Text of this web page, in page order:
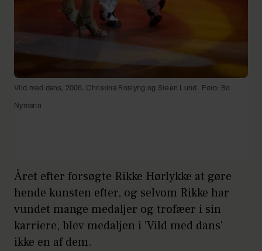
Vild med dans, 2006. Christina Roslyng og Steen Lund Foto: Bo
Nymann
Året efter forsøgte Rikke Hørlykke at gøre
hende kunsten efter, og selvom Rikke har
vundet mange medaljer og trofæer i sin
karriere, blev medaljen i 'Vild med dans'
ikke en af dem.